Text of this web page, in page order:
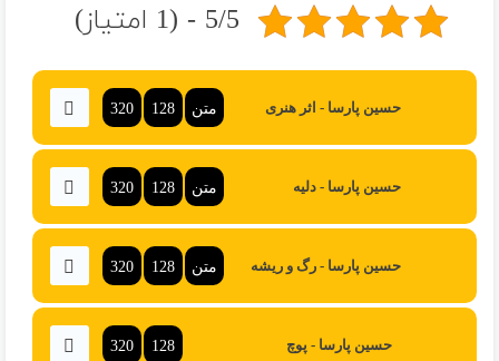
5/5 - (1 امتیاز)
حسین پارسا - اثر هنری متن 128
320
حسین پارسا - دلیه متن 128
320
حسین پارسا - رگ و ریشه متن 128
320
حسین پارسا - پوچ 128
320